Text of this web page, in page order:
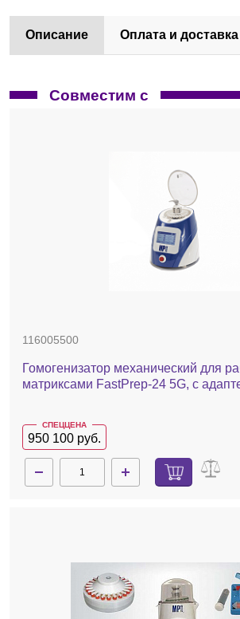
Описание Оплата и доставка
Совместим с
116005500
Гомогенизатор механический для
матриксами FastPrep-24 5G, с
СПЕЦЦЕНА
950 100 руб.